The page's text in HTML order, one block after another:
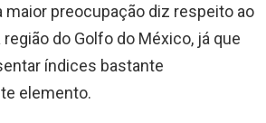
maior preocupação diz respeito ao
do Golfo do México, já que
índices bastante
elemento.